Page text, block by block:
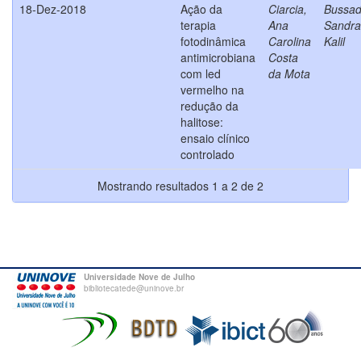
18-Dez-2018
Ação da
terapia
fotodinâmica
antimicrobiana
com led
vermelho na
redução da
halitose:
ensaio clínico
controlado
Ciarcia,
Ana
Carolina
Costa
da Mota
Sandra
Kalil
Mostrando resultados 1 a 2 de 2
Universidade Nove de Julho
bibliotecatede@uninove.br